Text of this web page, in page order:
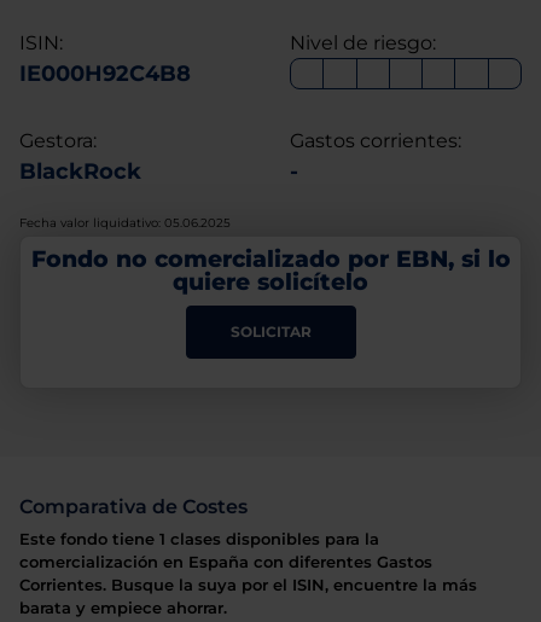
ISIN:
IE000H92C4B8
Nivel de riesgo:
Gestora:
BlackRock
Gastos corrientes:
-
Fecha valor liquidativo: 05.06.2025
Fondo no comercializado por EBN, si lo
quiere solicítelo
SOLICITAR
Comparativa de Costes
Este fondo tiene 1 clases disponibles para la
comercialización en España con diferentes Gastos
Corrientes. Busque la suya por el ISIN, encuentre la más
barata y empiece ahorrar.